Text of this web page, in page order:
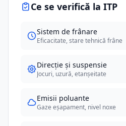
Ce se verifică la ITP
Sistem de frânare
Eficacitate, stare tehnică frâne
Direcție și suspensie
Jocuri, uzură, etanșeitate
Emisii poluante
Gaze eșapament, nivel noxe